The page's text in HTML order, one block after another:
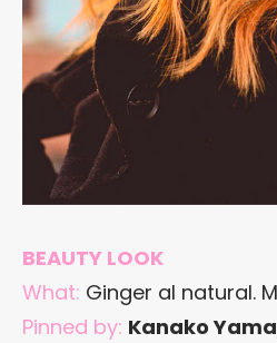
BEAUTY LOOK
What: Ginger al natural.
Pinned by: Kanako